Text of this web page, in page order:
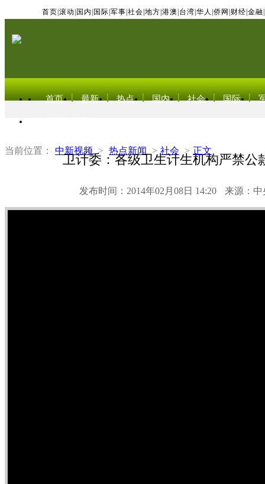
首页 滚动 国内 国际 军事 社会 地方 港澳 台湾 华人 侨网 财经 金融
首页 最新 热点 国内 社会 国际
当前位置： 中新视频 > 热点新闻 > 社会 > 正文
卫计委：各级卫生计生机构严禁公
发布时间：2014年02月08日 14:20 来源：中